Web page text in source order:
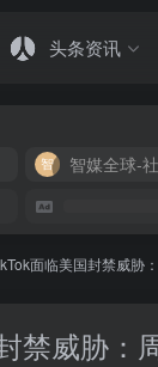
头条资讯
智媒全球-
面临美国封禁威胁
禁威胁：